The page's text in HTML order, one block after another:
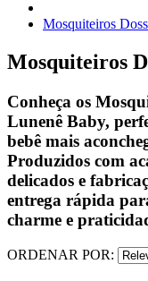
Mosquiteiros
Mosquiteiros
Conheça os
Lunenê Baby,
bebê mais
Produzidos com
delicados e
entrega rápida
charme e
ORDENAR POR: